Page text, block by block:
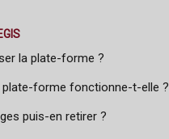
la plate-forme ?
forme fonctionne-t-elle ?
puis-en retirer ?